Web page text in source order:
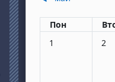
Понеделник
Пон
Няма събития,
1 2